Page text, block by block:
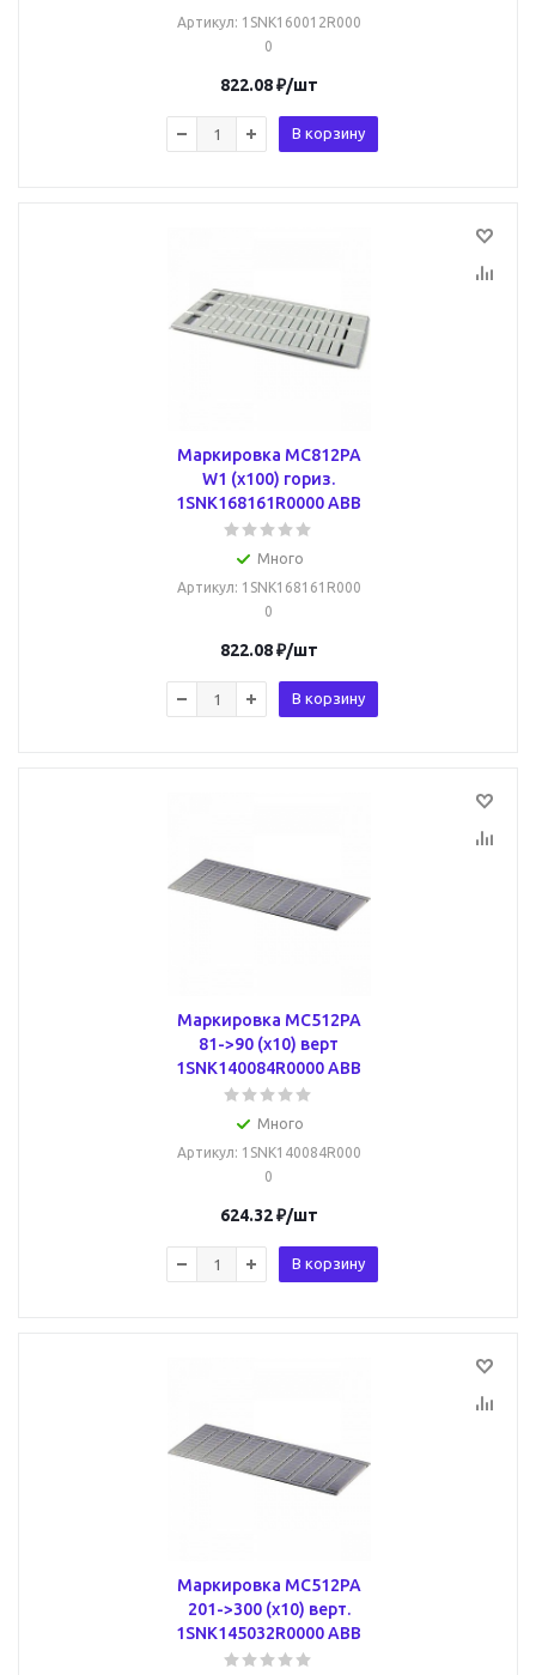
Артикул: 1SNK160012R000
0
822.08₽/шт
В корзину
Маркировка MC812PA
W1 (x100) гориз.
1SNK168161R0000 ABB
Много
Артикул: 1SNK168161R000
0
822.08₽/шт
В корзину
Маркировка MC512PA
81->90 (x10) верт
1SNK140084R0000 ABB
Много
Артикул: 1SNK140084R000
0
624.32₽/шт
В корзину
Маркировка MC512PA
201->300 (x10) верт.
1SNK145032R0000 ABB